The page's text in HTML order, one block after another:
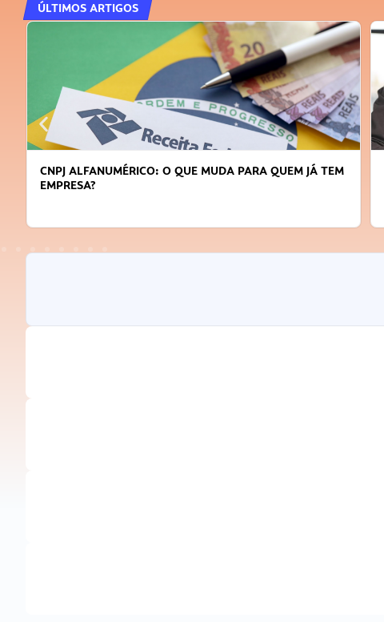
ÚLTIMOS ARTIGOS
CNPJ ALFANUMÉRICO: O QUE MUDA PARA QUEM JÁ TEM
EMPRESA?